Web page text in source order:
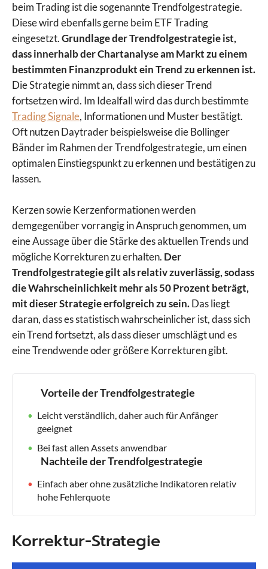
beim Trading ist die sogenannte Trendfolgestrategie.
Diese wird ebenfalls gerne beim ETF Trading
eingesetzt.Grundlage der Trendfolgestrategie ist,
dass innerhalb der Chartanalyse am Markt zu einem
bestimmten Finanzprodukt ein Trend zu erkennen ist.
Die Strategie nimmt an, dass sich dieser Trend
fortsetzen wird. Im Idealfall wird das durch bestimmte
Trading Signale, Informationen und Muster bestätigt.
Oft nutzen Daytrader beispielsweise die Bollinger
Bänder im Rahmen der Trendfolgestrategie, um einen
optimalen Einstiegspunkt zu erkennen und bestätigen zu
lassen.
Kerzen sowie Kerzenformationen werden
demgegenüber vorrangig in Anspruch genommen, um
eine Aussage über die Stärke des aktuellen Trends und
mögliche Korrekturen zu erhalten. Der
Trendfolgestrategie gilt als relativ zuverlässig, sodass
die Wahrscheinlichkeit mehr als 50 Prozent beträgt,
mit dieser Strategie erfolgreich zu sein.Das liegt
daran, dass es statistisch wahrscheinlicher ist, dass sich
ein Trend fortsetzt, als dass dieser umschlägt und es
eine Trendwende oder größere Korrekturen gibt.
Vorteile der Trendfolgestrategie
Leicht verständlich, daher auch für Anfänger
geeignet
Bei fast allen Assets anwendbar
Nachteile der Trendfolgestrategie
Einfach aber ohne zusätzliche Indikatoren relativ
hohe Fehlerquote
Korrektur-Strategie